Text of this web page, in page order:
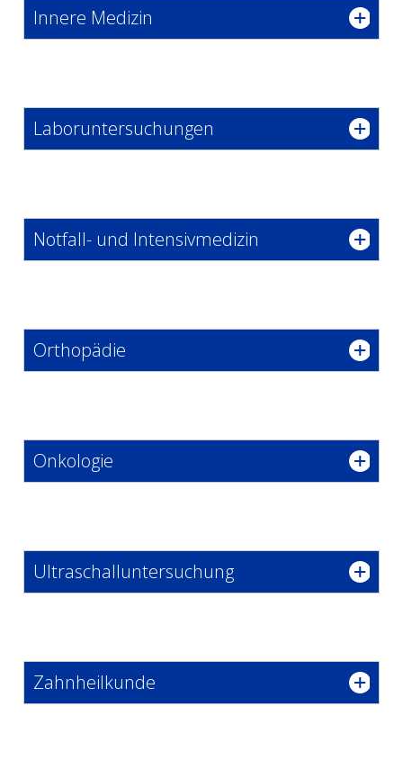
Innere Medizin
Laboruntersuchungen
Notfall- und Intensivmedizin
Orthopädie
Onkologie
Ultraschalluntersuchung
Zahnheilkunde